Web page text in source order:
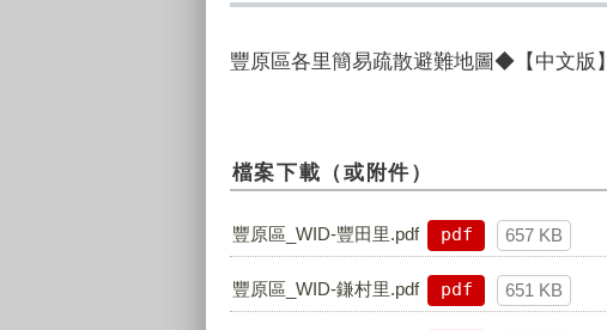
豐原區各里簡易疏散避難地圖◆【中文版】
檔案下載（或附件）
豐原區_WID-豐田里.pdf pdf 657 KB
豐原區_WID-鎌村里.pdf pdf 651 KB